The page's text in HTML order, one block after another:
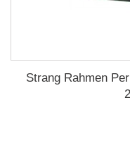
Strang Rahmen